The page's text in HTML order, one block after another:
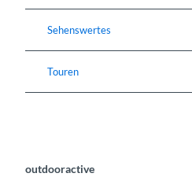
Sehenswertes
Touren
outdooractive